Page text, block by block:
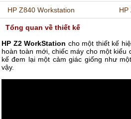
HP Z840 Workstation HP
Tổng quan về thiết kế
HP Z2 WorkStation cho một thiết kế
hoàn toàn mới, chiếc máy cho một kiểu
kế đem lại một cảm giác giống như
vậy.